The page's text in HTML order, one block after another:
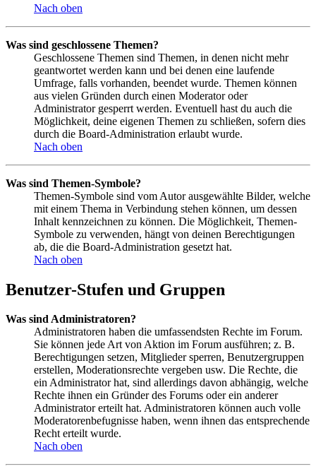
Nach oben
Was sind geschlossene Themen?
Geschlossene Themen sind Themen, in denen nicht mehr
geantwortet werden kann und bei denen eine laufende
Umfrage, falls vorhanden, beendet wurde. Themen können
aus vielen Gründen durch einen Moderator oder
Administrator gesperrt werden. Eventuell hast du auch die
Möglichkeit, deine eigenen Themen zu schließen, sofern dies
durch die Board-Administration erlaubt wurde.
Nach oben
Was sind Themen-Symbole?
Themen-Symbole sind vom Autor ausgewählte Bilder, welche
mit einem Thema in Verbindung stehen können, um dessen
Inhalt kennzeichnen zu können. Die Möglichkeit, Themen-
Symbole zu verwenden, hängt von deinen Berechtigungen
ab, die die Board-Administration gesetzt hat.
Nach oben
Benutzer-Stufen und Gruppen
Was sind Administratoren?
Administratoren haben die umfassendsten Rechte im Forum.
Sie können jede Art von Aktion im Forum ausführen; z. B.
Berechtigungen setzen, Mitglieder sperren, Benutzergruppen
erstellen, Moderationsrechte vergeben usw. Die Rechte, die
ein Administrator hat, sind allerdings davon abhängig, welche
Rechte ihnen ein Gründer des Forums oder ein anderer
Administrator erteilt hat. Administratoren können auch volle
Moderatorenbefugnisse haben, wenn ihnen das entsprechende
Recht erteilt wurde.
Nach oben